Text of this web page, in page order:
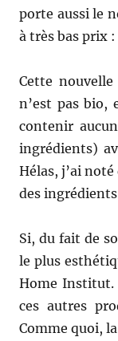
porte aussi le
à très bas prix
Cette
n’est pas bio,
contenir
ingrédients)
Hélas, j’ai
des
Si, du fait de
le plus
Home Institut.
ces autres
Comme quoi,